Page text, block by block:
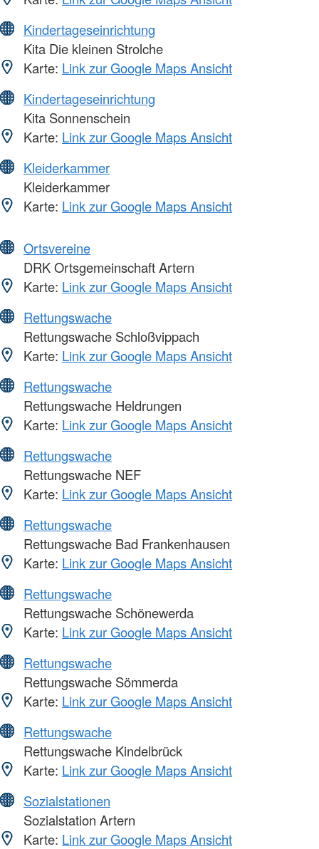
Kindertageseinrichtung
Kita Die kleinen Strolche
Karte: Link zur Google Maps Ansicht
Kindertageseinrichtung
Kita Sonnenschein
Karte: Link zur Google Maps Ansicht
Kleiderkammer
Kleiderkammer
Karte: Link zur Google Maps Ansicht
Ortsvereine
DRK Ortsgemeinschaft Artern
Karte: Link zur Google Maps Ansicht
Rettungswache
Rettungswache Schloßvippach
Karte: Link zur Google Maps Ansicht
Rettungswache
Rettungswache Heldrungen
Karte: Link zur Google Maps Ansicht
Rettungswache
Rettungswache NEF
Karte: Link zur Google Maps Ansicht
Rettungswache
Rettungswache Bad Frankenhausen
Karte: Link zur Google Maps Ansicht
Rettungswache
Rettungswache Schönewerda
Karte: Link zur Google Maps Ansicht
Rettungswache
Rettungswache Sömmerda
Karte: Link zur Google Maps Ansicht
Rettungswache
Rettungswache Kindelbrück
Karte: Link zur Google Maps Ansicht
Sozialstationen
Sozialstation Artern
Karte: Link zur Google Maps Ansicht